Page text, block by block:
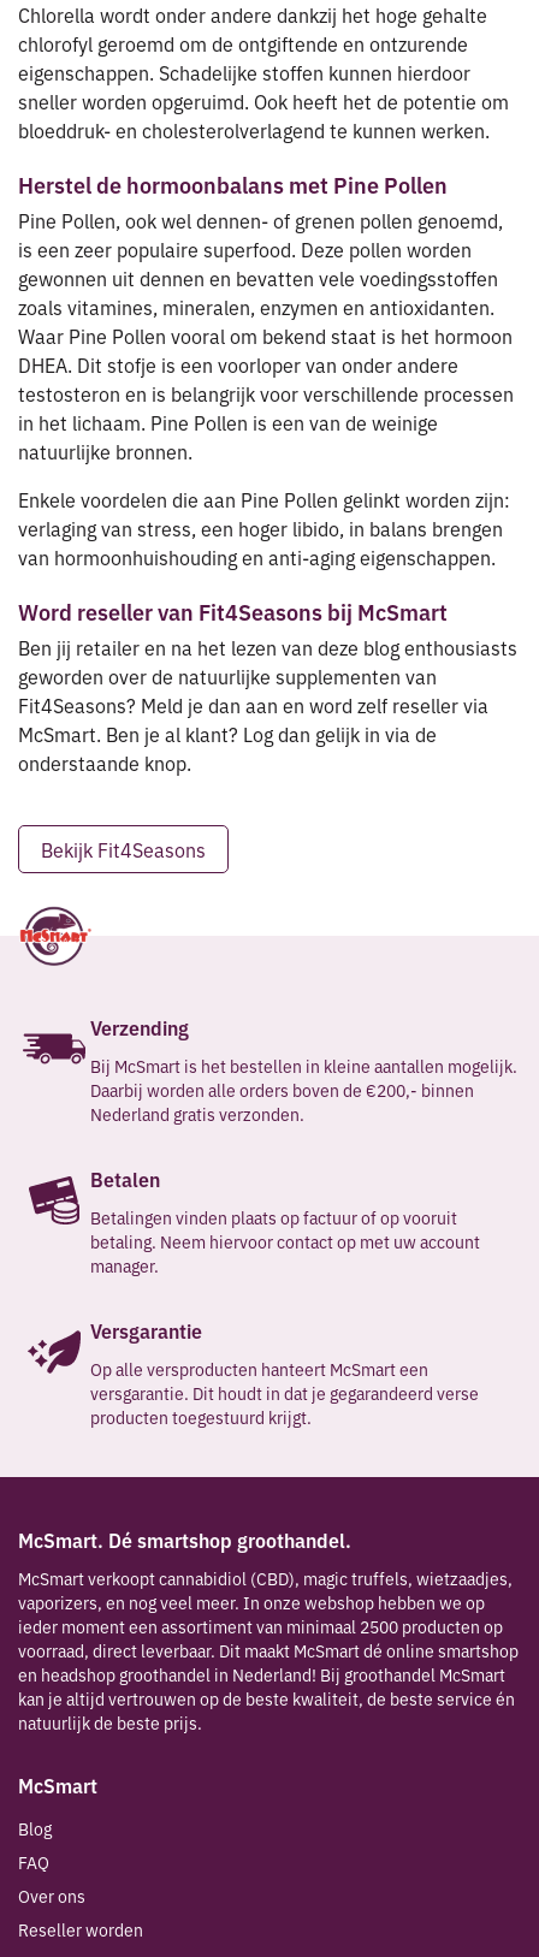
Chlorella wordt onder andere dankzij het hoge gehalte
chlorofyl geroemd om de ontgiftende en ontzurende
eigenschappen. Schadelijke stoffen kunnen hierdoor
sneller worden opgeruimd. Ook heeft het de potentie om
bloeddruk- en cholesterolverlagend te kunnen werken.
Herstel de hormoonbalans met Pine Pollen
Pine Pollen, ook wel dennen- of grenen pollen genoemd,
is een zeer populaire superfood. Deze pollen worden
gewonnen uit dennen en bevatten vele voedingsstoffen
zoals vitamines, mineralen, enzymen en antioxidanten.
Waar Pine Pollen vooral om bekend staat is het hormoon
DHEA. Dit stofje is een voorloper van onder andere
testosteron en is belangrijk voor verschillende processen
in het lichaam. Pine Pollen is een van de weinige
natuurlijke bronnen.
Enkele voordelen die aan Pine Pollen gelinkt worden zijn:
verlaging van stress, een hoger libido, in balans brengen
van hormoonhuishouding en anti-aging eigenschappen.
Word reseller van Fit4Seasons bij McSmart
Ben jij retailer en na het lezen van deze blog enthousiasts
geworden over de natuurlijke supplementen van
Fit4Seasons? Meld je dan aan en word zelf reseller via
McSmart. Ben je al klant? Log dan gelijk in via de
onderstaande knop.
Bekijk Fit4Seasons
Verzending
Bij McSmart is het bestellen in kleine aantallen mogelijk.
Daarbij worden alle orders boven de €200,- binnen
Nederland gratis verzonden.
Betalen
Betalingen vinden plaats op factuur of op vooruit
betaling. Neem hiervoor contact op met uw account
manager.
Versgarantie
Op alle versproducten hanteert McSmart een
versgarantie. Dit houdt in dat je gegarandeerd verse
producten toegestuurd krijgt.
McSmart. Dé smartshop groothandel.
McSmart verkoopt cannabidiol (CBD), magic truffels, wietzaadjes,
vaporizers, en nog veel meer. In onze webshop hebben we op
ieder moment een assortiment van minimaal 2500 producten op
voorraad, direct leverbaar. Dit maakt McSmart dé online smartshop
en headshop groothandel in Nederland! Bij groothandel McSmart
kan je altijd vertrouwen op de beste kwaliteit, de beste service én
natuurlijk de beste prijs.
McSmart
Blog
FAQ
Over ons
Reseller worden